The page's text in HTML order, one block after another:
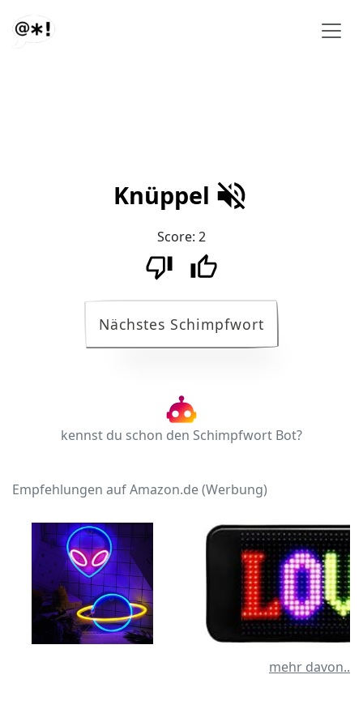
Knüppel
Score: 2
Nächstes Schimpfwort
kennst du schon den Schimpfwort Bot?
Empfehlungen auf Amazon.de (Werbung)
mehr davon..